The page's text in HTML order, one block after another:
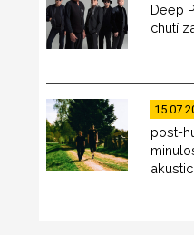
Deep
chutí
post-